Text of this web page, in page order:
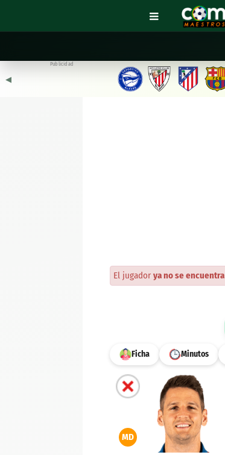
◀︎
Publicidad
El jugador ya no se encuentra
Ficha Minutos
MD